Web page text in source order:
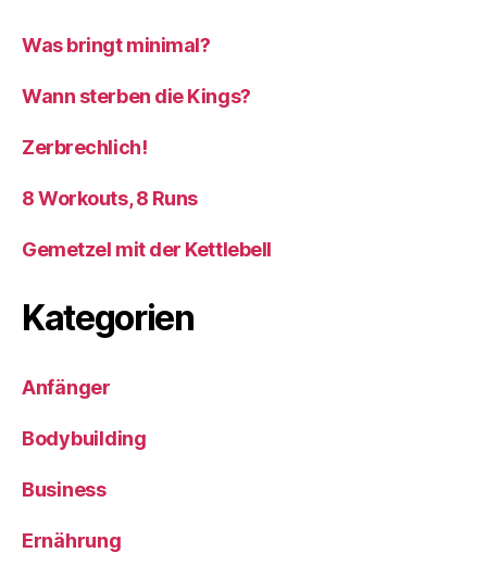
Was bringt minimal?
Wann sterben die Kings?
Zerbrechlich!
8 Workouts, 8 Runs
Gemetzel mit der Kettlebell
Kategorien
Anfänger
Bodybuilding
Business
Ernährung